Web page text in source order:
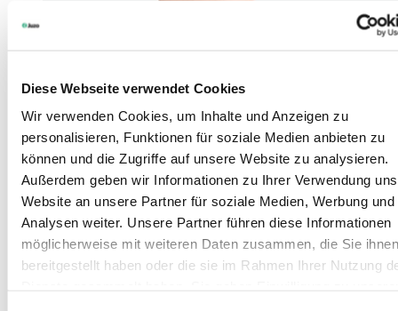
Diese Webseite verwendet Cookies
Wir verwenden Cookies, um Inhalte und Anzeigen zu
personalisieren, Funktionen für soziale Medien anbieten zu
können und die Zugriffe auf unsere Website zu analysieren.
Außerdem geben wir Informationen zu Ihrer Verwendung
Website an unsere Partner für soziale Medien, Werbung und
Analysen weiter. Unsere Partner führen diese Informationen
möglicherweise mit weiteren Daten zusammen, die Sie ihnen
bereitgestellt haben oder die sie im Rahmen Ihrer Nutzung